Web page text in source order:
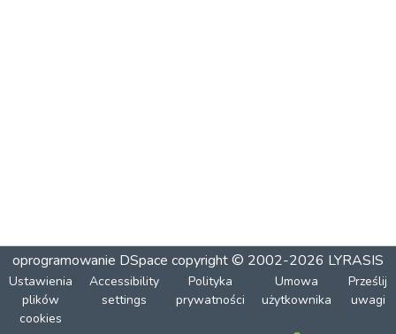
oprogramowanie DSpace copyright © 2002-2026 LYRASIS
Ustawienia
plików
cookies
Accessibility
settings
Polityka
prywatności
Umowa
użytkownika
Prześlij
uwagi